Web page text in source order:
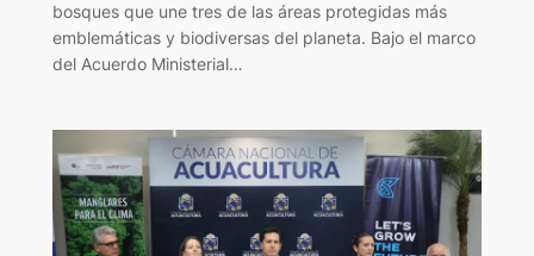
bosques que une tres de las áreas protegidas más
emblemáticas y biodiversas del planeta. Bajo el marco
del Acuerdo Ministerial…